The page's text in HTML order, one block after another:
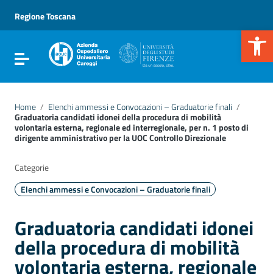
Vai al menu di navigazione
Vai al footer
Regione Toscana
Attiva / disattiva la navigazione
Home / Elenchi ammessi e Convocazioni – Graduatorie finali /
Graduatoria candidati idonei della procedura di mobilità
volontaria esterna, regionale ed interregionale, per n. 1 posto di
dirigente amministrativo per la UOC Controllo Direzionale
Graduatoria candidati idonei
della procedura di mobilità
volontaria esterna, regionale
Categorie
Elenchi ammessi e Convocazioni – Graduatorie finali